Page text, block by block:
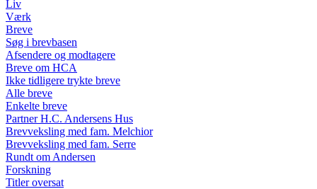
Liv
Værk
Breve
Søg i brevbasen
Afsendere og modtagere
Breve om HCA
Ikke tidligere trykte breve
Alle breve
Enkelte breve
Partner H.C. Andersens Hus
Brevveksling med fam. Melchior
Brevveksling med fam. Serre
Rundt om Andersen
Forskning
Titler oversat